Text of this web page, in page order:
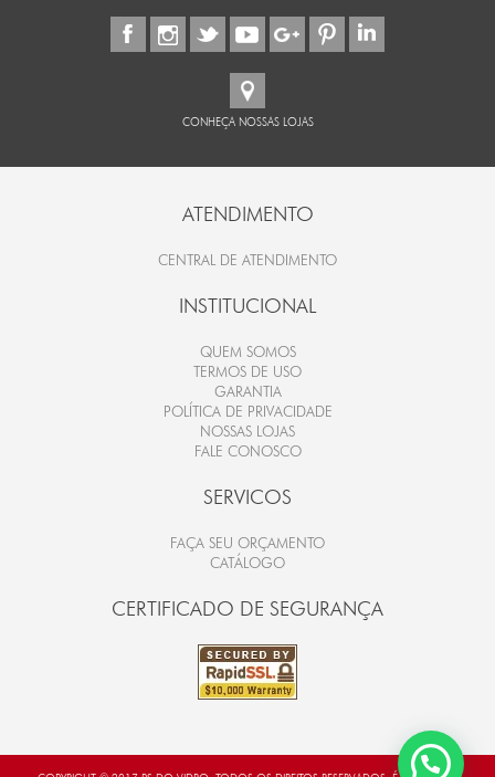
CONHEÇA NOSSAS LOJAS
ATENDIMENTO
CENTRAL DE ATENDIMENTO
INSTITUCIONAL
QUEM SOMOS
TERMOS DE USO
GARANTIA
POLÍTICA DE PRIVACIDADE
NOSSAS LOJAS
FALE CONOSCO
SERVICOS
FAÇA SEU ORÇAMENTO
CATÁLOGO
CERTIFICADO DE SEGURANÇA